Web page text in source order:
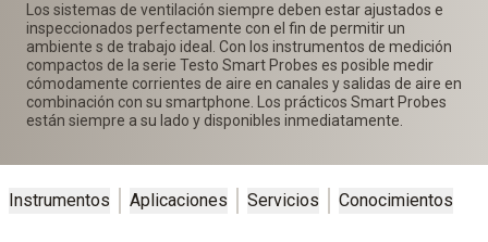
Los sistemas de ventilación siempre deben estar ajustados e
inspeccionados perfectamente con el fin de permitir un
ambiente s de trabajo ideal. Con los instrumentos de medición
compactos de la serie Testo Smart Probes es posible medir
cómodamente corrientes de aire en canales y salidas de aire en
combinación con su smartphone. Los prácticos Smart Probes
están siempre a su lado y disponibles inmediatamente.
Instrumentos Aplicaciones Servicios Conocimientos